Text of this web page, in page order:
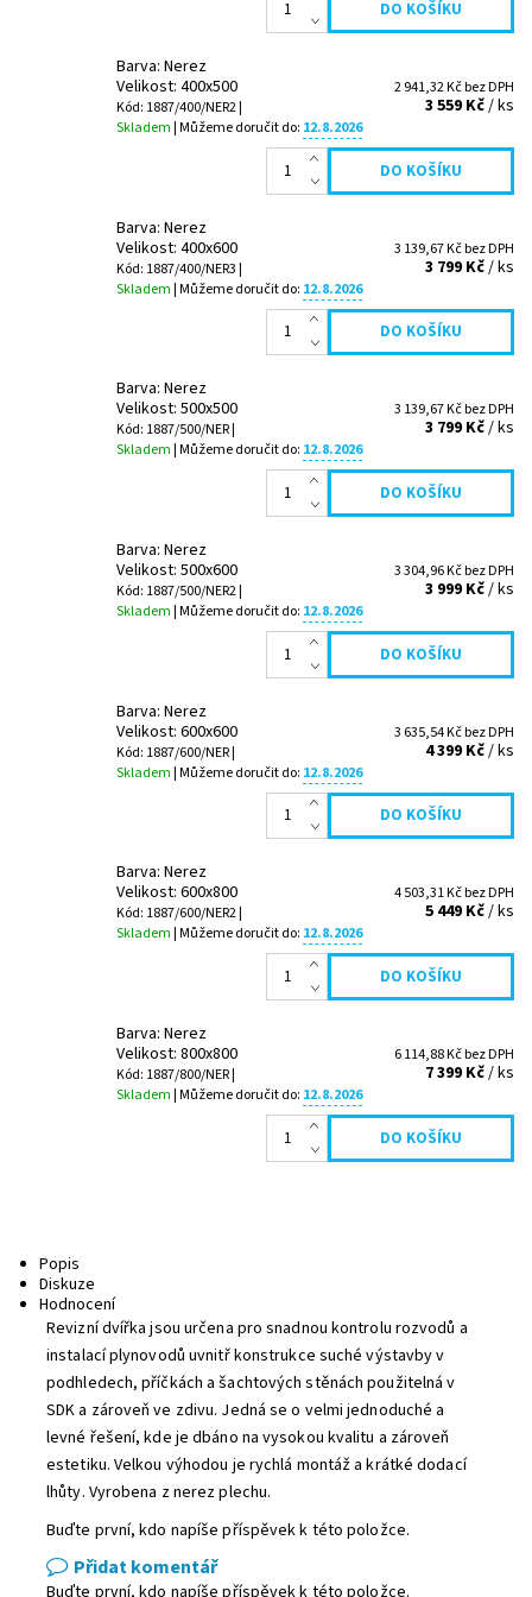
Barva: Nerez
Velikost: 400x500
Kód: 1887/400/NER2 |
Skladem| Můžeme doručit do: 12.8.2026
2 941,32 Kč bez DPH
3 559 Kč/ ks
Barva: Nerez
Velikost: 400x600
Kód: 1887/400/NER3 |
Skladem| Můžeme doručit do: 12.8.2026
3 139,67 Kč bez DPH
3 799 Kč/ ks
Barva: Nerez
Velikost: 500x500
Kód: 1887/500/NER |
Skladem| Můžeme doručit do: 12.8.2026
3 139,67 Kč bez DPH
3 799 Kč/ ks
Barva: Nerez
Velikost: 500x600
Kód: 1887/500/NER2 |
Skladem| Můžeme doručit do: 12.8.2026
3 304,96 Kč bez DPH
3 999 Kč/ ks
Barva: Nerez
Velikost: 600x600
Kód: 1887/600/NER |
Skladem| Můžeme doručit do: 12.8.2026
3 635,54 Kč bez DPH
4 399 Kč/ ks
Barva: Nerez
Velikost: 600x800
Kód: 1887/600/NER2 |
Skladem| Můžeme doručit do: 12.8.2026
4 503,31 Kč bez DPH
5 449 Kč/ ks
Barva: Nerez
Velikost: 800x800
Kód: 1887/800/NER |
Skladem| Můžeme doručit do: 12.8.2026
6 114,88 Kč bez DPH
7 399 Kč/ ks
Popis
Diskuze
Hodnocení
Revizní dvířka jsou určena pro snadnou kontrolu rozvodů a
instalací plynovodů uvnitř konstrukce suché výstavby v
podhledech, příčkách a šachtových stěnách použitelná v
SDK a zároveň ve zdivu. Jedná se o velmi jednoduché a
levné řešení, kde je dbáno na vysokou kvalitu a zároveň
estetiku. Velkou výhodou je rychlá montáž a krátké dodací
lhůty. Vyrobena z nerez plechu.
Buďte první, kdo napíše příspěvek k této položce.
Přidat komentář
Buďte první, kdo napíše příspěvek k této položce.